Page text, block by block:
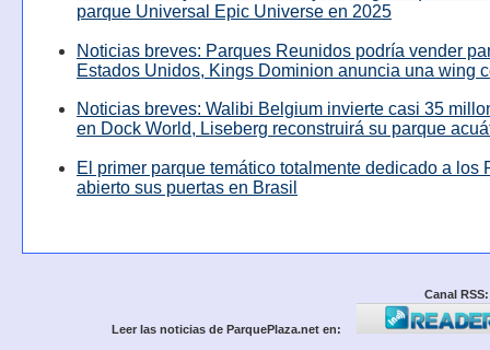
parque Universal Epic Universe en 2025
Noticias breves: Parques Reunidos podría vender
Estados Unidos, Kings Dominion anuncia una wing
Noticias breves: Walibi Belgium invierte casi 35
en Dock World, Liseberg reconstruirá su parque
El primer parque temático totalmente dedicado a los
abierto sus puertas en Brasil
Canal RSS:
Leer las noticias de ParquePlaza.net en: